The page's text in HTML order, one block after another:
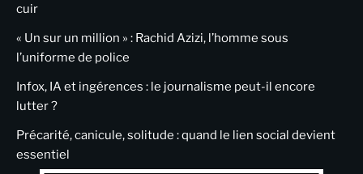
cuir
« Un sur un million » : Rachid Azizi, l’homme sous
l’uniforme de police
Infox, IA et ingérences : le journalisme peut-il encore
lutter ?
Précarité, canicule, solitude : quand le lien social devient
essentiel